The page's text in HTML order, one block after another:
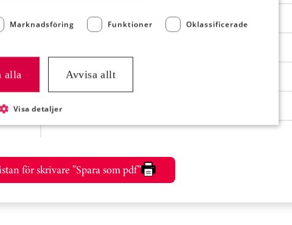
Energi (kcal)
467.8 kcal
Kolhydrater
Protein
för skrivare ”Spara som pdf”
Marknadsföring Funktioner Oklassificerade
alla Avvisa allt
Visa detaljer